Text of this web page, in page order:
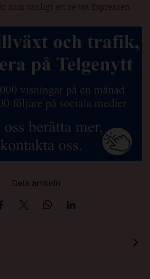
som vanligt att se via Expressen.
Dela artikeln